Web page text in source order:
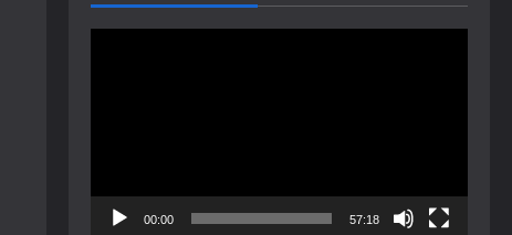
00:00 57:18